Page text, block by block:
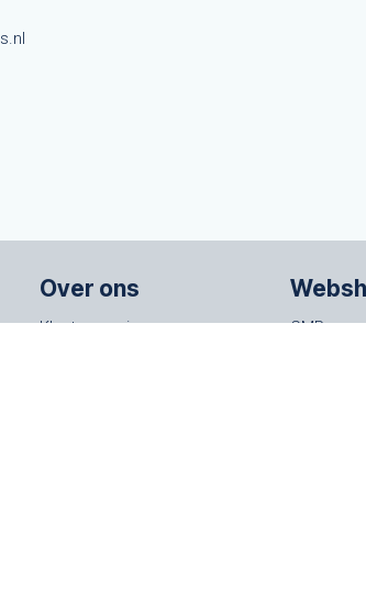
Over ons
Klantenservice
CMR